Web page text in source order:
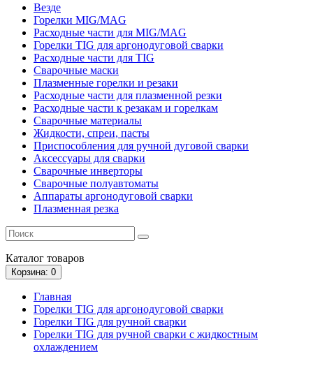
Везде
Горелки MIG/MAG
Расходные части для MIG/MAG
Горелки TIG для аргонодуговой сварки
Расходные части для TIG
Сварочные маски
Плазменные горелки и резаки
Расходные части для плазменной резки
Расходные части к резакам и горелкам
Сварочные материалы
Жидкости, спреи, пасты
Приспособления для ручной дуговой сварки
Аксессуары для сварки
Сварочные инверторы
Сварочные полуавтоматы
Аппараты аргонодуговой сварки
Плазменная резка
Каталог товаров
Корзина: 0
Главная
Горелки TIG для аргонодуговой сварки
Горелки TIG для ручной сварки
Горелки TIG для ручной сварки с жидкостным
охлаждением